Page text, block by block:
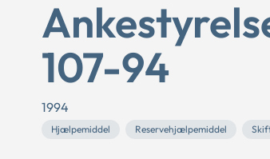
107-94
1994
Hjælpemiddel Reservehjælpemiddel